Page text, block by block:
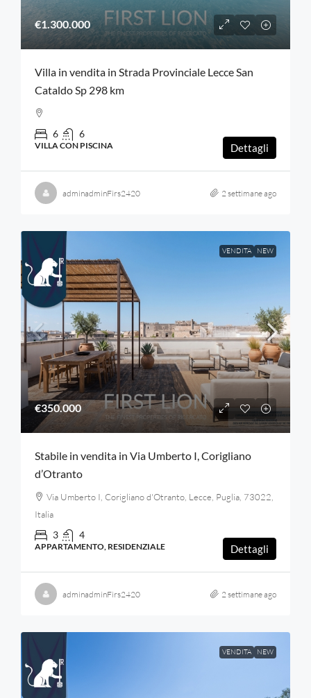
€1.300.000
Villa in vendita in Strada Provinciale Lecce San
Cataldo Sp 298 km
6 6
VILLA CON PISCINA Dettagli
adminadminFirs2420 2 settimane ago
VENDITA NEW
€350.000
Stabile in vendita in Via Umberto I, Corigliano
d’Otranto
Via Umberto I, Corigliano d'Otranto, Lecce, Puglia, 73022,
Italia
3 4
APPARTAMENTO, RESIDENZIALE Dettagli
adminadminFirs2420 2 settimane ago
VENDITA NEW